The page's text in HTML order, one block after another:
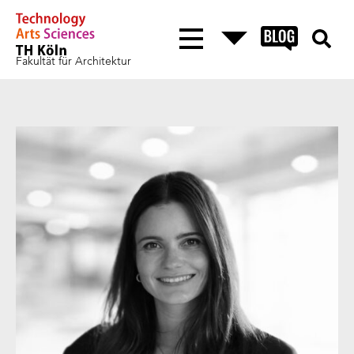
Fakultät für Architektur